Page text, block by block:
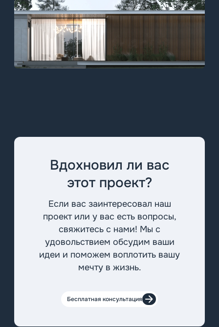
Вдохновил ли вас
этот проект?
Если вас заинтересовал наш
проект или у вас есть вопросы,
свяжитесь с нами! Мы с
удовольствием обсудим ваши
идеи и поможем воплотить вашу
мечту в жизнь.
Бесплатная консультация